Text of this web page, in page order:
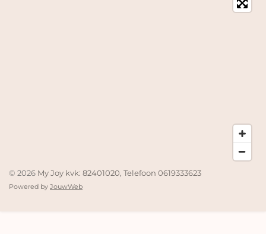
© 2026 My Joy kvk: 82401020, Telefoon 0619333623
Powered by JouwWeb